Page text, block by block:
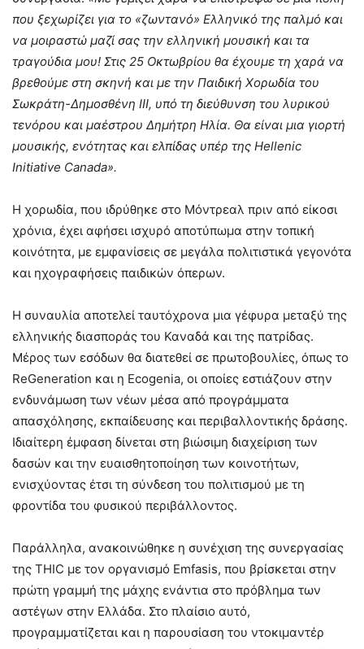
που ξεχωρίζει για το «ζωντανό» Ελληνικό της παλμό και
να μοιραστώ μαζί σας την ελληνική μουσική και τα
τραγούδια μου! Στις 25 Οκτωβρίου θα έχουμε τη χαρά να
βρεθούμε στη σκηνή και με την Παιδική Χορωδία του
Σωκράτη-Δημοσθένη III, υπό τη διεύθυνση του λυρικού
τενόρου και μαέστρου Δημήτρη Ηλία. Θα είναι μια γιορτή
μουσικής, ενότητας και ελπίδας υπέρ της Hellenic
Initiative Canada».
Η χορωδία, που ιδρύθηκε στο Μόντρεαλ πριν από είκοσι
χρόνια, έχει αφήσει ισχυρό αποτύπωμα στην τοπική
κοινότητα, με εμφανίσεις σε μεγάλα πολιτιστικά γεγονότα
και ηχογραφήσεις παιδικών όπερων.
Η συναυλία αποτελεί ταυτόχρονα μια γέφυρα μεταξύ της
ελληνικής διασποράς του Καναδά και της πατρίδας.
Μέρος των εσόδων θα διατεθεί σε πρωτοβουλίες, όπως το
ReGeneration και η Ecogenia, οι οποίες εστιάζουν στην
ενδυνάμωση των νέων μέσα από προγράμματα
απασχόλησης, εκπαίδευσης και περιβαλλοντικής δράσης.
Ιδιαίτερη έμφαση δίνεται στη βιώσιμη διαχείριση των
δασών και την ευαισθητοποίηση των κοινοτήτων,
ενισχύοντας έτσι τη σύνδεση του πολιτισμού με τη
φροντίδα του φυσικού περιβάλλοντος.
Παράλληλα, ανακοινώθηκε η συνέχιση της συνεργασίας
της THIC με τον οργανισμό Emfasis, που βρίσκεται στην
πρώτη γραμμή της μάχης ενάντια στο πρόβλημα των
αστέγων στην Ελλάδα. Στο πλαίσιο αυτό,
προγραμματίζεται και η παρουσίαση του ντοκιμαντέρ